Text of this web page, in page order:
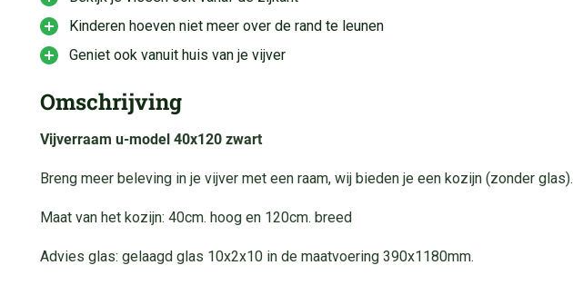
Kinderen hoeven niet meer over de rand te leunen
Geniet ook vanuit huis van je vijver
Omschrijving
Vijverraam u-model 40x120 zwart
Breng meer beleving in je vijver met een raam, wij bieden je een kozijn (zonder glas).
Maat van het kozijn: 40cm. hoog en 120cm. breed
Advies glas: gelaagd glas 10x2x10 in de maatvoering 390x1180mm.